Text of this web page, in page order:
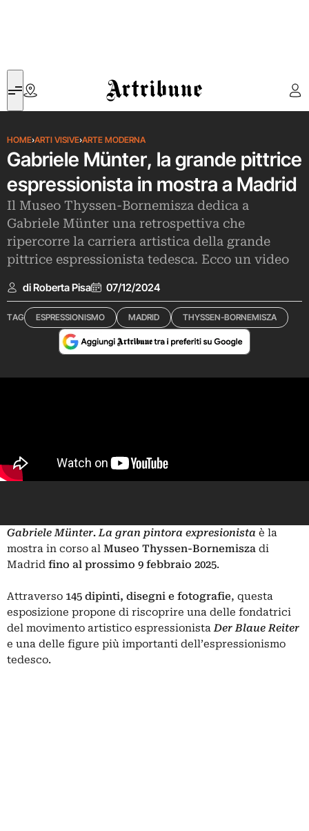
Artribune
HOME›ARTI VISIVE›ARTE MODERNA
Gabriele Münter, la grande pittrice
espressionista in mostra a Madrid
Il Museo Thyssen-Bornemisza dedica a
Gabriele Münter una retrospettiva che
ripercorre la carriera artistica della grande
pittrice espressionista tedesca. Ecco un video
di Roberta Pisa 07/12/2024
TAG ESPRESSIONISMO MADRID THYSSEN-BORNEMISZA
Gabriele Münter. La gran pintora expresionista è la
mostra in corso al Museo Thyssen-Bornemisza di
Madrid fino al prossimo 9 febbraio 2025.
Attraverso 145 dipinti, disegni e fotografie, questa
esposizione propone di riscoprire una delle fondatrici
del movimento artistico espressionistaDer Blaue Reiter
e una delle figure più importanti dell’espressionismo
tedesco.